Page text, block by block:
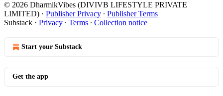
© 2026 DharmikVibes (DIVIVB LIFESTYLE PRIVATE
LIMITED) · Publisher Privacy ∙ Publisher Terms
Substack · Privacy ∙ Terms ∙ Collection notice
Start your Substack
Get the app